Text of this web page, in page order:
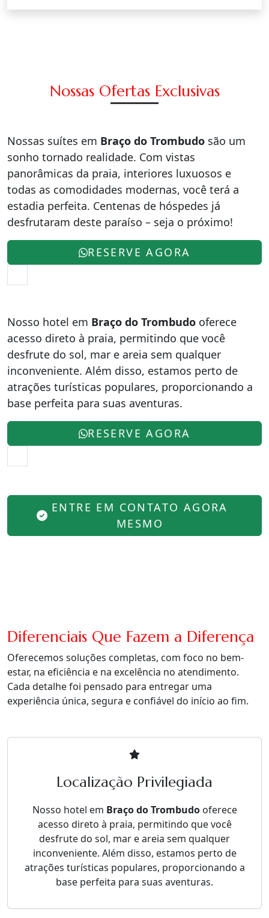
Nossas Ofertas Exclusivas
Nossas suítes em Braço do Trombudo são um
sonho tornado realidade. Com vistas
panorâmicas da praia, interiores luxuosos e
todas as comodidades modernas, você terá a
estadia perfeita. Centenas de hóspedes já
desfrutaram deste paraíso – seja o próximo!
RESERVE AGORA
Nosso hotel em Braço do Trombudo oferece
acesso direto à praia, permitindo que você
desfrute do sol, mar e areia sem qualquer
inconveniente. Além disso, estamos perto de
atrações turísticas populares, proporcionando a
base perfeita para suas aventuras.
RESERVE AGORA
ENTRE EM CONTATO AGORA
MESMO
Diferenciais Que Fazem a Diferença
Oferecemos soluções completas, com foco no bem-
estar, na eficiência e na excelência no atendimento.
Cada detalhe foi pensado para entregar uma
experiência única, segura e confiável do início ao fim.
Localização Privilegiada
Nosso hotel em Braço do Trombudooferece
acesso direto à praia, permitindo que você
desfrute do sol, mar e areia sem qualquer
inconveniente. Além disso, estamos perto de
atrações turísticas populares, proporcionando a
base perfeita para suas aventuras.